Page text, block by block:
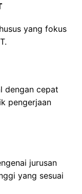
yang fokus
dengan cepat
pengerjaan
jurusan
yang sesuai